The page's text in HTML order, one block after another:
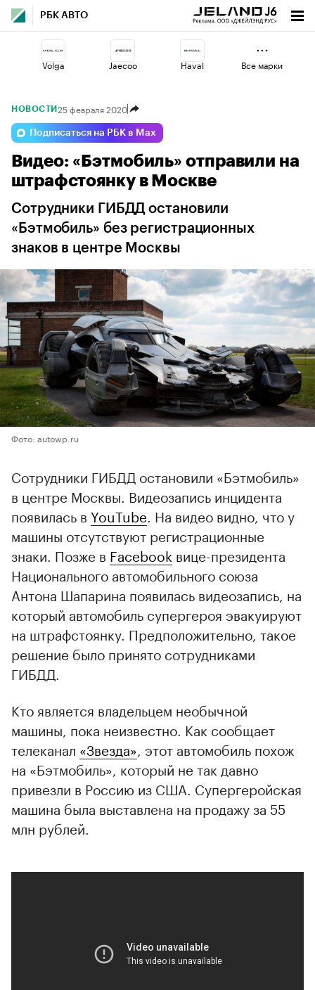
РБК АВТО
Volga Jaecoo Haval
Esteo Changan
Voyah Omoda Lada
Все марки
НОВОСТИ 25 февраля 2020
Подписаться на РБК в Max
Видео: «Бэтмобиль» отправили на
штрафстоянку в Москве
Сотрудники ГИБДД остановили
«Бэтмобиль» без регистрационных
знаков в центре Москвы
Фото: autowp.ru
Сотрудники ГИБДД остановили «Бэтмобиль»
в центре Москвы. Видеозапись инцидента
появилась в YouTube . На видео видно, что у
машины отсутствуют регистрационные
знаки. Позже в Facebook вице-президента
Национального автомобильного союза
Антона Шапарина появилась видеозапись, на
который автомобиль супергероя эвакуируют
на штрафстоянку. Предположительно, такое
решение было принято сотрудниками
ГИБДД.
Кто является владельцем необычной
машины, пока неизвестно. Как сообщает
телеканал «Звезда» , этот автомобиль похож
на «Бэтмобиль», который не так давно
привезли в Россию из США. Супергеройская
машина была выставлена на продажу за 55
млн рублей.